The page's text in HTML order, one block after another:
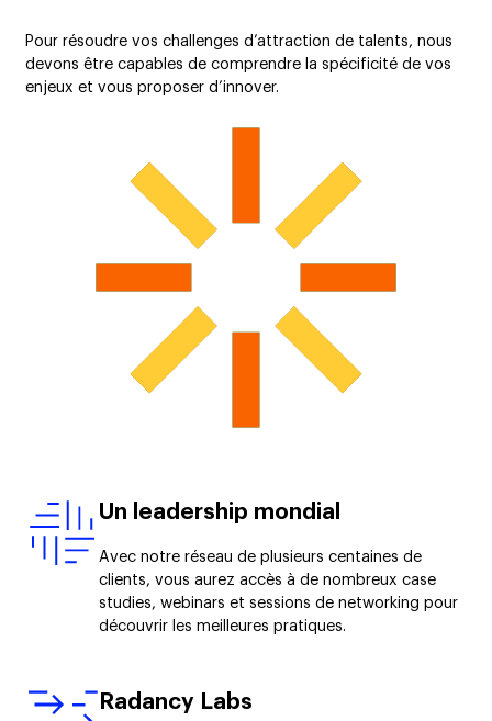
Pour résoudre vos challenges d’attraction de talents, nous
devons être capables de comprendre la spécificité de vos
enjeux et vous proposer d’innover.
Un leadership mondial
Avec notre réseau de plusieurs centaines de
clients, vous aurez accès à de nombreux case
studies, webinars et sessions de networking pour
découvrir les meilleures pratiques.
Radancy Labs